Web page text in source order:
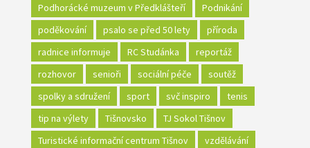
Podhorácké muzeum v Předklášteří
Podnikání
poděkování
psalo se před 50 lety
příroda
radnice informuje
RC Studánka
reportáž
rozhovor
senioři sociální péče
soutěž
spolky a sdružení
sport svč inspiro
tenis
tip na výlety
Tišnovsko
TJ Sokol Tišnov
Turistické informační centrum Tišnov
vzdělávání